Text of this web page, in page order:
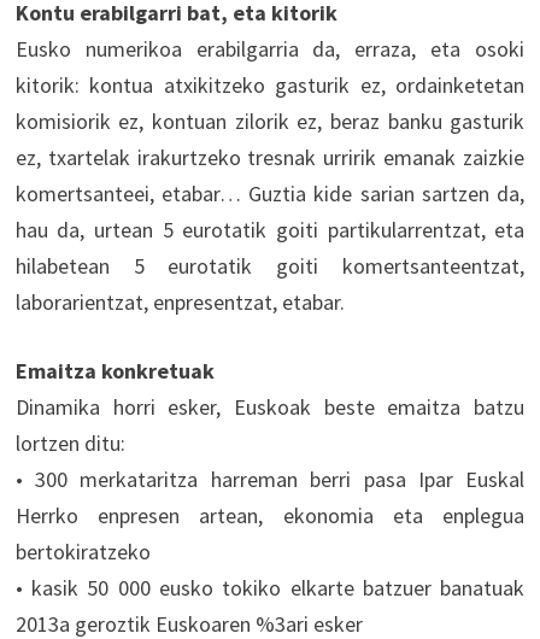
Kontu erabilgarri bat, eta kitorik
Eusko numerikoa erabilgarria da, erraza, eta osoki
kitorik: kontua atxikitzeko gasturik ez, ordainketetan
komisiorik ez, kontuan zilorik ez, beraz banku gasturik
ez, txartelak irakurtzeko tresnak urririk emanak zaizkie
komertsanteei, etabar… Guztia kide sarian sartzen da,
hau da, urtean 5 eurotatik goiti partikularrentzat, eta
hilabetean 5 eurotatik goiti komertsanteentzat,
laborarientzat, enpresentzat, etabar.
Emaitza konkretuak
Dinamika horri esker, Euskoak beste emaitza batzu
lortzen ditu:
• 300 merkataritza harreman berri pasa Ipar Euskal
Herrko enpresen artean, ekonomia eta enplegua
bertokiratzeko
• kasik 50 000 eusko tokiko elkarte batzuer banatuak
2013a geroztik Euskoaren %3ari esker